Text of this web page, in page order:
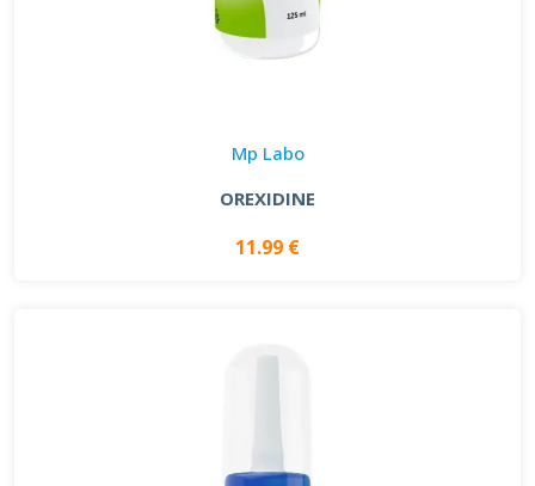
Mp Labo
OREXIDINE
11.99 €